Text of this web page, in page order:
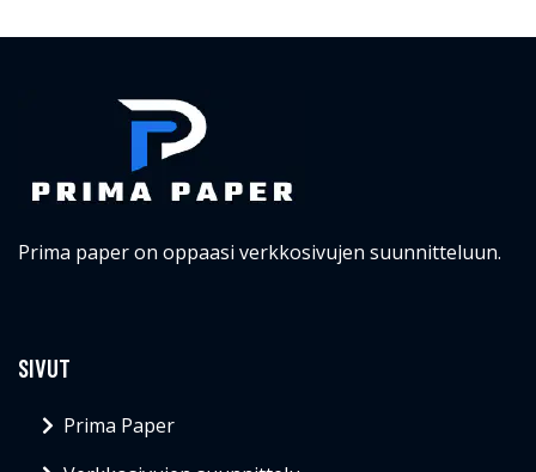
Prima paper on oppaasi verkkosivujen suunnitteluun.
SIVUT
Prima Paper